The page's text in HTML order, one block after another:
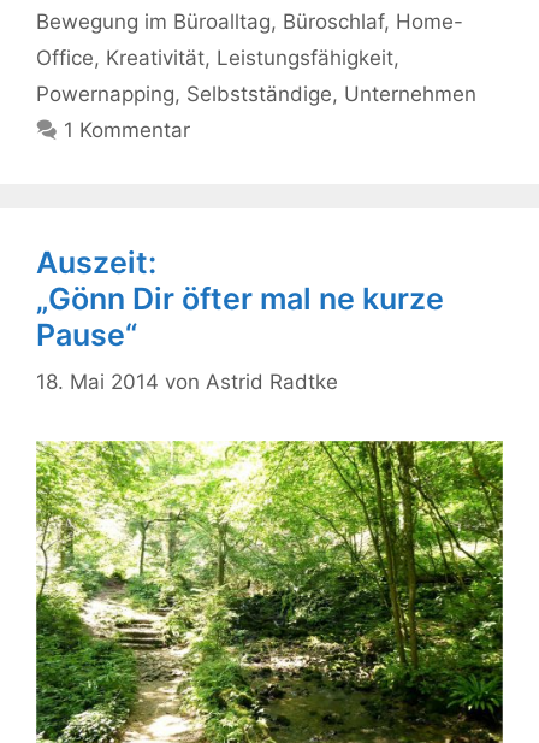
Bewegung im Büroalltag, Büroschlaf, Home-
Office, Kreativität, Leistungsfähigkeit,
Powernapping, Selbstständige, Unternehmen
1 Kommentar
Auszeit:
„Gönn Dir öfter mal ne kurze
Pause“
18. Mai 2014 von Astrid Radtke